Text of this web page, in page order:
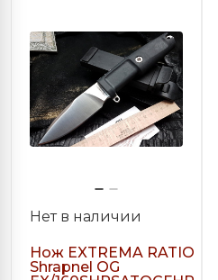
Нет в наличии
Нож EXTREMA RATIO
Shrapnel OG